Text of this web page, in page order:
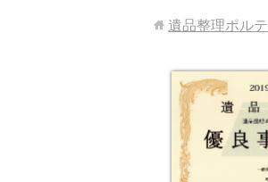
遺品整理ポルテ